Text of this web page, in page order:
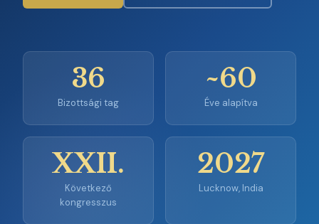
36
Bizottsági tag
~60
Éve alapítva
XXII.
Következő
kongresszus
2027
Lucknow, India